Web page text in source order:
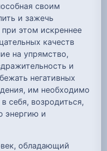
своим
и зажечь
этом искреннее
качеств
на упрямство,
и
негативных
им необходимо
себя, возродиться,
энергию и
обладающий